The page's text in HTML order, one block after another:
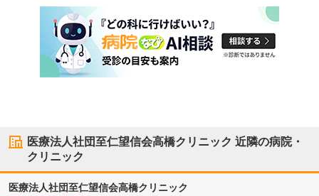
医療法人社団至仁望信会高橋クリニック 近隣の病院・
クリニック
医療法人社団至仁望信会高橋クリニック